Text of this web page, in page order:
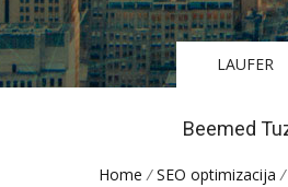
LAUFER
Beemed
Home / SEO optimizacija /